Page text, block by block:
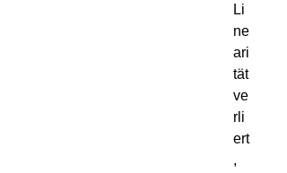
Li
ne
ari
tät
ve
rli
ert
,